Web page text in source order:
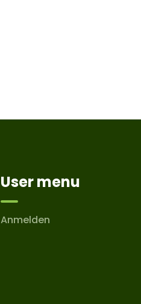
User menu
Anmelden